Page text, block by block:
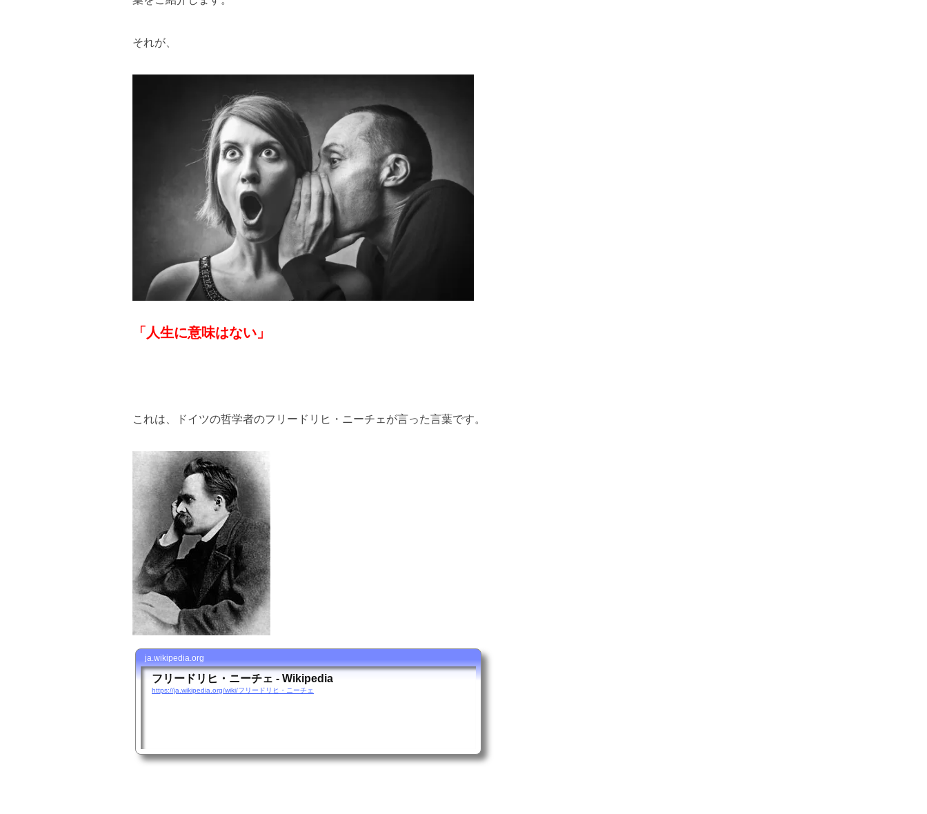
それが、
「人生に意味はない」
これは、ドイツの哲学者のフリードリヒ・ニーチェが言った言葉です。
ja.wikipedia.org
フリードリヒ・ニーチェ - Wikipedia
https://ja.wikipedia.org/wiki/フリードリヒ・ニーチェ